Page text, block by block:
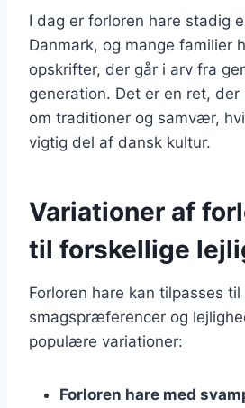
I dag er forloren hare stadig
Danmark, og mange familier
opskrifter, der går i arv fra
generation. Det er en ret,
om traditioner og samvær,
vigtig del af dansk kultur.
Variationer af
til forskellige
Forloren hare kan tilpasses
smagspræferencer og
populære variationer:
Forloren hare med